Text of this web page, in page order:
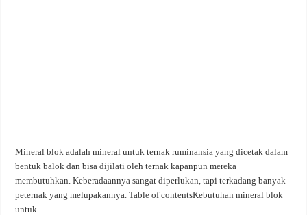
Mineral blok adalah mineral untuk ternak ruminansia yang dicetak dalam
bentuk balok dan bisa dijilati oleh ternak kapanpun mereka
membutuhkan. Keberadaannya sangat diperlukan, tapi terkadang banyak
peternak yang melupakannya. Table of contentsKebutuhan mineral blok
untuk …